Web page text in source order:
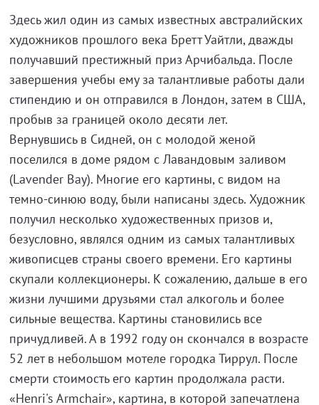
Здесь жил один из самых известных австралийских
художников прошлого века Бретт Уайтли, дважды
получавший престижный приз Арчибальда. После
завершения учебы ему за талантливые работы дали
стипендию и он отправился в Лондон, затем в США,
пробыв за границей около десяти лет.
Вернувшись в Сидней, он с молодой женой
поселился в доме рядом с Лавандовым заливом
(Lavender Bay). Многие его картины, с видом на
темно-синюю воду, были написаны здесь. Художник
получил несколько художественных призов и,
безусловно, являлся одним из самых талантливых
живописцев страны своего времени. Его картины
скупали коллекционеры. К сожалению, дальше в его
жизни лучшими друзьями стал алкоголь и более
сильные вещества. Картины становились все
причудливей. А в 1992 году он скончался в возрасте
52 лет в небольшом мотеле городка Тиррул. После
смерти стоимость его картин продолжала расти.
«Henri's Armchair», картина, в которой запечатлена